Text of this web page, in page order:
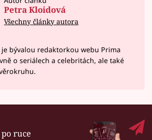
Petra Kloidová
Všechny články autora
bývalou redaktorkou webu Prima
o seriálech a celebritách, ale také
ruce